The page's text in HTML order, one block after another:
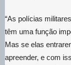
“As polícias
têm uma função
Mas se elas
apreender, e com